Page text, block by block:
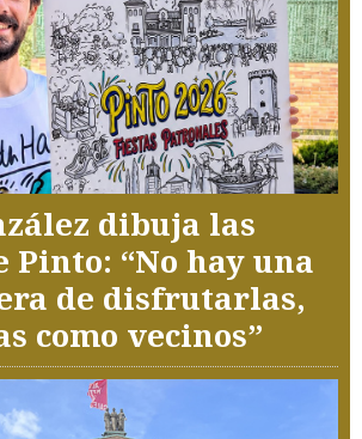
dibuja las
Pinto: “No hay una
de disfrutarlas,
como vecinos”